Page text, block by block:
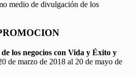
medio de divulgación de los
los negocios con Vida y Éxito y
de marzo de 2018 al 20 de mayo de